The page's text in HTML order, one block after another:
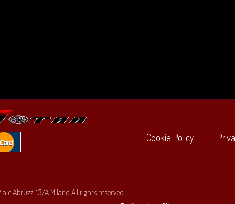
Cookie Policy
Abruzzi 13/A Milano All rights reserved